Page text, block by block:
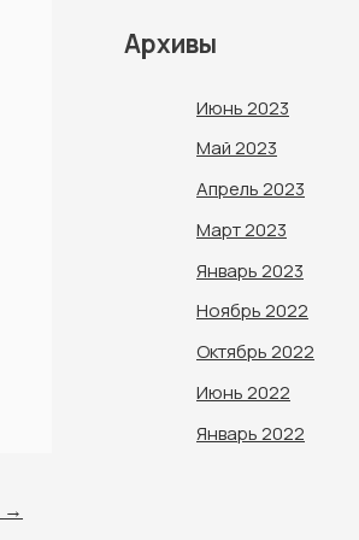
→
Архивы
Июнь 2023
Май 2023
Апрель 2023
Март 2023
Январь 2023
Ноябрь 2022
Октябрь 2022
Июнь 2022
Январь 2022